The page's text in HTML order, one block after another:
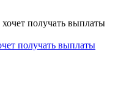
получать выплаты